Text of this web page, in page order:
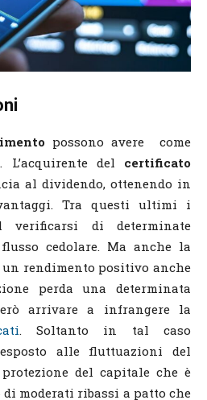
possono avere come
L’acquirente del certificato
al dividendo, ottenendo in
Tra questi ultimi i
di determinate
cedolare. Ma anche la
rendimento positivo anche
perda una determinata
arrivare a infrangere la
. Soltanto in tal caso
esposto alle fluttuazioni del
del capitale che è
moderati ribassi a patto che